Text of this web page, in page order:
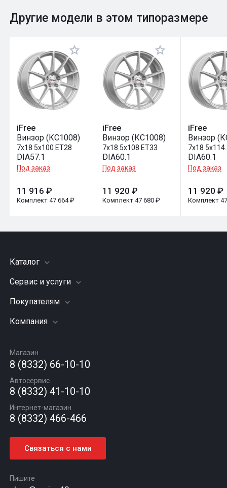
Оставить отзыв
Общий рейтинг 0
Другие модели в этом типоразмере
iFree
Винзор (КС1008)
7x18 5x100 ET28
DIA57.1
Под заказ
11 916 ₽
Комплект 47 664 ₽
iFree
Винзор (КС1008)
7x18 5x108 ET33
DIA60.1
Под заказ
11 920 ₽
Комплект 47 680 ₽
iFree
Винзор
7x18
DIA60.1
Под заказ
11 920 ₽
Комплект
Каталог
Шины
Грузовые шины
Диски
Автомасла
Сервис и услуги
Заправка кондиционера
Подвеска (ходовая часть)
Шиномонтаж
Покупателям
Акции
Гарантии и возврат
Компания
Вакансии
Новости
Статьи
Контакты
Магазин
8 (8332) 66-10-10
Автосервис
8 (8332) 41-10-10
Интернет-магазин
8 (8332) 466-466
Связаться с нами
Пишите